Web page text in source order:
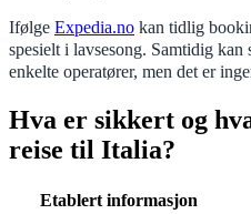
Ifølge Expedia.no kan tidlig
spesielt i lavsesong. Samtidig
enkelte operatører, men det er
Hva er sikkert og
reise til Italia?
Etablert informasjon